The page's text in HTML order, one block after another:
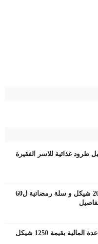
طرود غذائية للاسر الفقيرة
دحلان : مساعدة مالية 200 شيكل و سلة رمضانية ل60
بقيمة 1250 شيكل